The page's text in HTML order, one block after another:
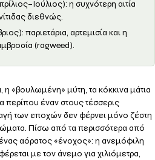
η συχνότερη αιτία
διεθνώς.
παριετάρια, αρτεμισία και η
(ragweed).
«βουλωμένη» μύτη, τα κόκκινα μάτια
περίπου έναν στους τέσσερις
των εποχών δεν φέρνει μόνο ζέστη
Πίσω από τα περισσότερα από
αόρατος «ένοχος»: η ανεμόφιλη
με τον άνεμο για χιλιόμετρα,